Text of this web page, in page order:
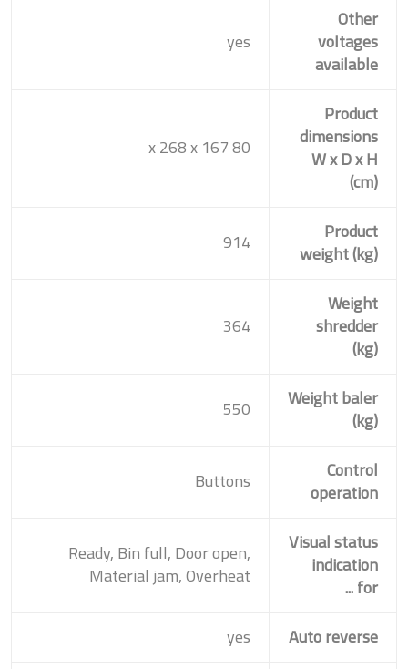
Other
voltages
available
yes
Product
dimensions
W x D x H
(cm)
80 x 268 x 167
Product
weight (kg)
914
Weight
shredder
(kg)
364
Weight baler
(kg)
550
Control
operation
Buttons
Visual status
indication
for ...
Ready, Bin full, Door open,
Material jam, Overheat
Auto reverse
yes